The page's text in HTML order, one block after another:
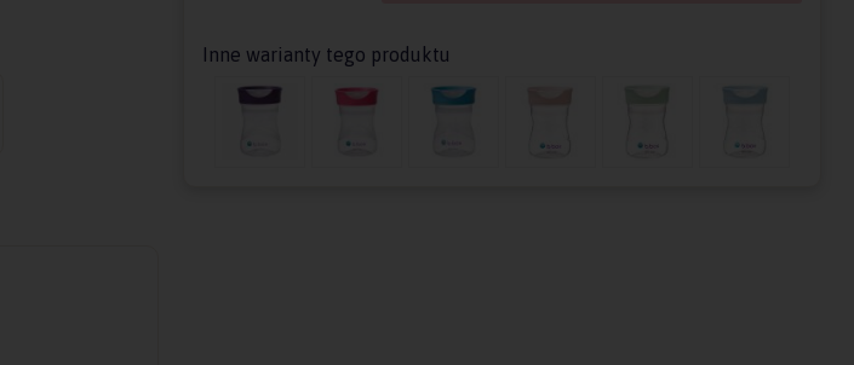
Inne warianty tego produktu